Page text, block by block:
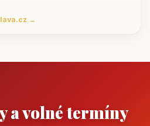
→
a volné termíny